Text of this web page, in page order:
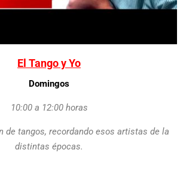
El Tango y Yo
Domingos
10:00 a 12:00 horas
de tangos, recordando esos artistas de la
distintas épocas.